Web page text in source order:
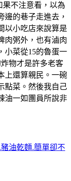
果不注意看，以為
邊的巷子走進去，
以小吃店來說算是
肉粥外，也有滷肉
小菜從15的魯蛋一
物才是許多老客
上還算親民。一碗
點菜。然後我自己
油一如團員所說非
油乾麵.簡單卻不